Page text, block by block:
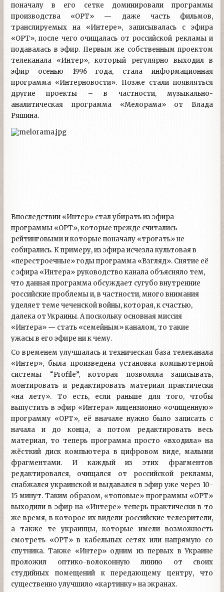
поначалу в его сетке доминировали программы
производства «ОРТ» — даже часть фильмов,
транслируемых на «Интере», записывалась с эфира
«ОРТ», после чего очищалась от российской рекламы и
подавалась в эфир. Первым же собственным проектом
телеканала «Интер», который регулярно выходил в
эфир осенью 1996 года, стала информационная
программа «Интерновости». Позже стали появляться
другие проекты – в частности, музыкально-
аналитическая программа «Мелорама» от Влада
Ряшина.
Впоследствии «Интер» стал убирать из эфира
программы «ОРТ», которые прежде считались
рейтинговыми и которые поначалу «трогать» не
собирались. К примеру, из эфира исчезла культовая в
«перестроечные» годы программа «Взгляд». Снятие её
с эфира «Интера» руководство канала объясняло тем,
что данная программа обсуждает сугубо внутренние
российские проблемы и, в частности, много внимания
уделяет теме чеченской войны, которая, к счастью,
далека от Украины. А поскольку основная миссия
«Интера» — стать «семейным» каналом, то такие
ужасы в его эфире ни к чему.
Со временем улучшалась и техническая база телеканала
«Интер», была произведена установка компьютерной
системы “Profile”, которая позволяла записывать,
монтировать и редактировать материал практически
«на лету». То есть, если раньше для того, чтобы
выпустить в эфир «Интера» лицензионно «очищенную»
программу «ОРТ», её вначале нужно было записать с
начала и до конца, а потом редактировать весь
материал, то теперь программа просто «входила» на
жёсткий диск компьютера в цифровом виде, малыми
фрагментами. И каждый из этих фрагментов
редактировался, очищался от российской рекламы,
снабжался украинской и выдавался в эфир уже через 10-
15 минут. Таким образом, «топовые» программы «ОРТ»
выходили в эфир на «Интере» теперь практически в то
же время, в которое их видели российские телезрители,
а также те украинцы, которые имели возможность
смотреть «ОРТ» в кабельных сетях или напрямую со
спутника. Также «Интер» одним из первых в Украине
проложил оптико-волоконную линию от своих
студийных помещений к передающему центру, что
существенно улучшило «картинку» на экранах.